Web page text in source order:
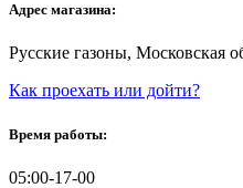
Адрес магазина:
Русские газоны, Московская
Как проехать или дойти?
Время работы:
05:00-17-00